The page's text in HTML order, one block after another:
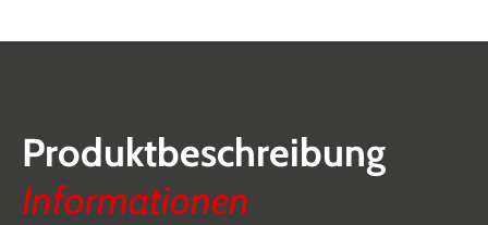
Produktbeschreibung
Informationen